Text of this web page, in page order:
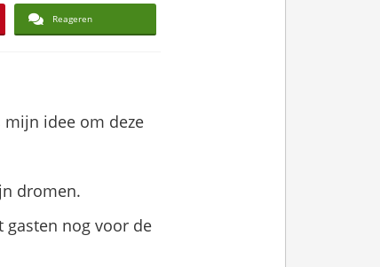
Reageren
idee om deze
dromen.
gasten nog voor de